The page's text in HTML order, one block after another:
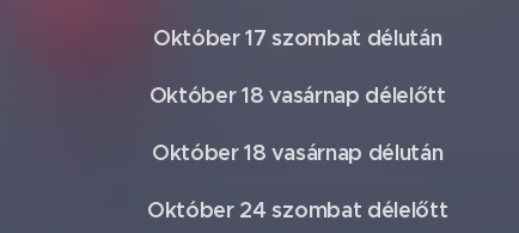
Október 17 szombat délután
Október 18 vasárnap délelőtt
Október 18 vasárnap délután
Október 24 szombat délelőtt